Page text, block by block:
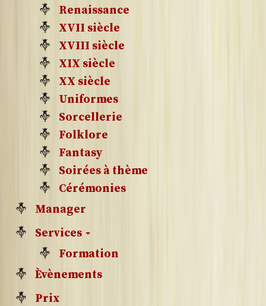
Renaissance
XVII siècle
XVIII siècle
XIX siècle
XX siècle
Uniformes
Sorcellerie
Folklore
Fantasy
Soirées à thème
Cérémonies
Manager
Services
Formation
Èvènements
Prix